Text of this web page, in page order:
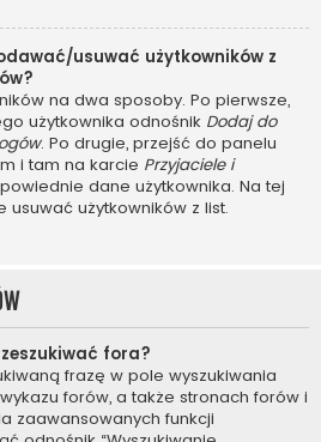
usuwać użytkowników z
na dwa sposoby. Po pierwsze,
użytkownika odnośnik Dodaj do
. Po drugie, przejść do panelu
i tam na karcie Przyjaciele i
dane użytkownika. Na tej
użytkowników z list.
fora?
frazę w pole wyszukiwania
forów, a także stronach forów i
zaawansowanych funkcji